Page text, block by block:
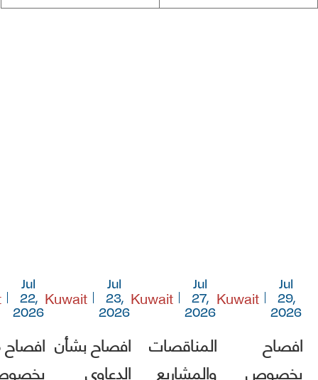
Jul
29,
2026
Kuwait
افصاح
بخصوص
Jul
27,
2026
Kuwait
المناقصات
والمشاريع
Jul
23,
2026
Kuwait
افصاح بشأن
الدعاوى
Jul
22,
2026